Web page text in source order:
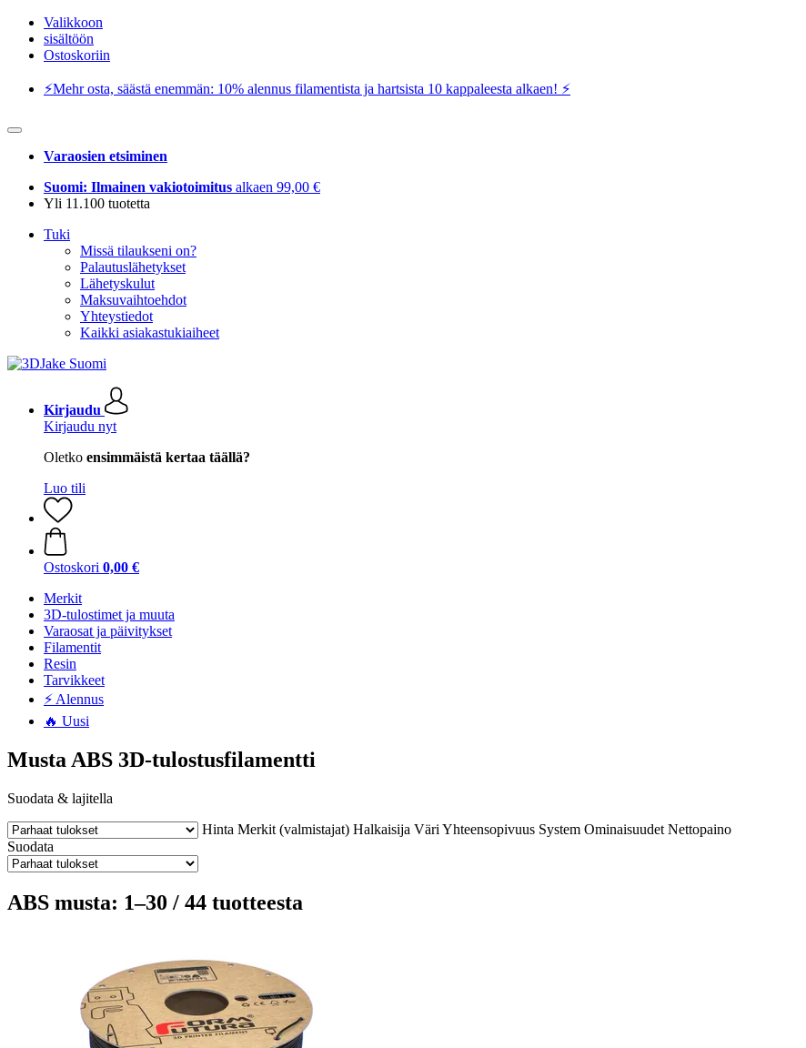
Valikkoon
sisältöön
Ostoskoriin
⚡️Mehr osta, säästä enemmän: 10% alennus filamentista ja hartsista 10 kappaleesta alkaen! ⚡️
Varaosien etsiminen
Suomi: Ilmainen vakiotoimitus alkaen 99,00 €
Yli 11.100 tuotetta
Tuki
Missä tilaukseni on?
Palautuslähetykset
Lähetyskulut
Maksuvaihtoehdot
Yhteystiedot
Kaikki asiakastukiaiheet
Kirjaudu
Kirjaudu nyt
Oletko ensimmäistä kertaa täällä?
Luo tili
Ostoskori 0,00 €
Merkit
3D-tulostimet ja muuta
Varaosat ja päivitykset
Filamentit
Resin
Tarvikkeet
⚡ Alennus
🔥 Uusi
Musta ABS 3D-tulostusfilamentti
Suodata & lajitella
Hinta Merkit (valmistajat) Halkaisija Väri Yhteensopivuus System Ominaisuudet Nettopaino
Suodata
ABS musta: 1–30 / 44 tuotteesta